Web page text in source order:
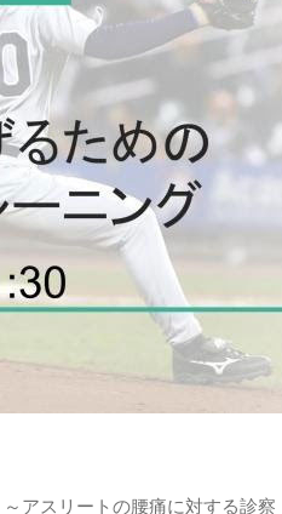
～アスリートの腰痛に対する診察